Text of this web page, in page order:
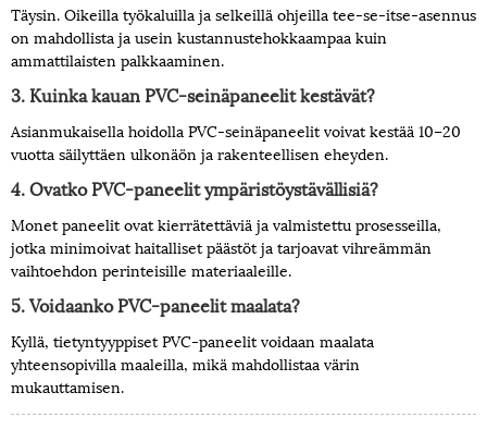
Täysin. Oikeilla työkaluilla ja selkeillä ohjeilla tee-se-itse-asennus
on mahdollista ja usein kustannustehokkaampaa kuin
ammattilaisten palkkaaminen.
3. Kuinka kauan PVC-seinäpaneelit kestävät?
Asianmukaisella hoidolla PVC-seinäpaneelit voivat kestää 10–20
vuotta säilyttäen ulkonäön ja rakenteellisen eheyden.
4. Ovatko PVC-paneelit ympäristöystävällisiä?
Monet paneelit ovat kierrätettäviä ja valmistettu prosesseilla,
jotka minimoivat haitalliset päästöt ja tarjoavat vihreämmän
vaihtoehdon perinteisille materiaaleille.
5. Voidaanko PVC-paneelit maalata?
Kyllä, tietyntyyppiset PVC-paneelit voidaan maalata
yhteensopivilla maaleilla, mikä mahdollistaa värin
mukauttamisen.